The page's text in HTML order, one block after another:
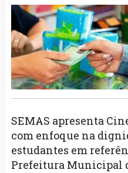
SEMAS apresenta
com enfoque na
estudantes em
Prefeitura Municipal